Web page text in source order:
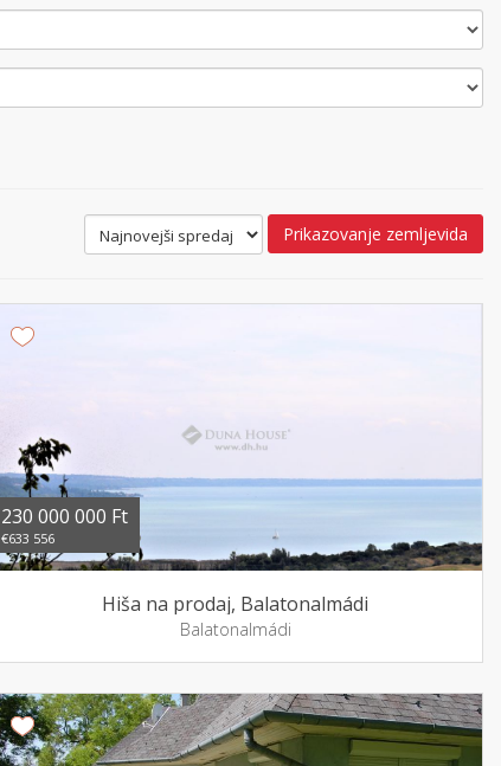
Prikazovanje zemljevida
230 000 000 Ft
€633 556
Hiša na prodaj, Balatonalmádi
Balatonalmádi